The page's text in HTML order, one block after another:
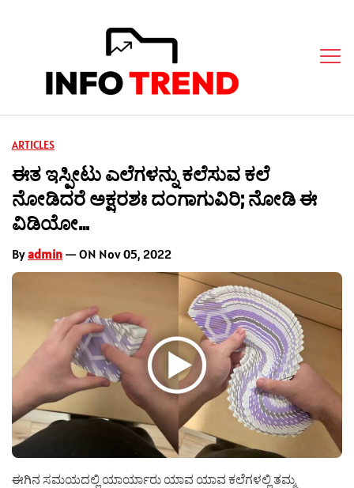
ARTICLES
ಈತ ಇಸ್ಪೀಟು ಎಲೆಗಳನ್ನು ಕಲೆಸುವ ಕಲೆ
ನೋಡಿದರೆ ಅಕ್ಷರಶಃ ದಂಗಾಗುವಿರಿ; ನೋಡಿ ಈ
ವಿಡಿಯೋ…
Byadmin — ON Nov 05, 2022
ಈಗಿನ ಸಮಯದಲ್ಲಿ ಯಾರ್ಯಾರು ಯಾವ ಯಾವ ಕಲೆಗಳಲ್ಲಿ ತಮ್ಮ